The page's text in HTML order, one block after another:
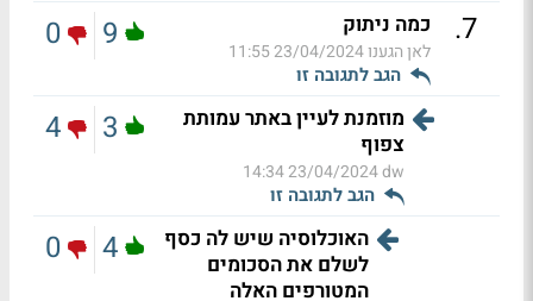
7
. כמה ניתוק
לאן הגענו23/04/2024 11:55
הגב לתגובה זו
9
0
מוזמנת לעיין באתר עמותת
צפוף
dw
23/04/2024 14:34
הגב לתגובה זו
3
4
האוכלוסיה שיש לה כסף
לשלם את הסכומים
המטורפים האלה
4
0